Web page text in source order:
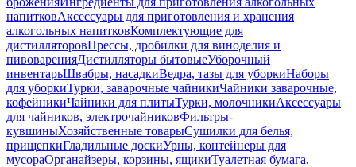
напитковАксессуары для приготовления и хранения
алкогольных напитковКомплектующие для
дистилляторовПрессы, дробилки для виноделия и
пивоваренияДистилляторы бытовыеУборочный
инвентарьШвабры, насадкиВедра, тазы для уборкиНаборы
для уборкиТурки, заварочные чайникиЧайники заварочные,
кофейникиЧайники для плитыТурки, молочникиАксессуары
для чайников, электрочайниковФильтры-
кувшиныХозяйственные товарыСушилки для белья,
прищепкиГладильные доскиУрны, контейнеры для
мусораОрганайзеры, корзины, ящикиТуалетная бумага,